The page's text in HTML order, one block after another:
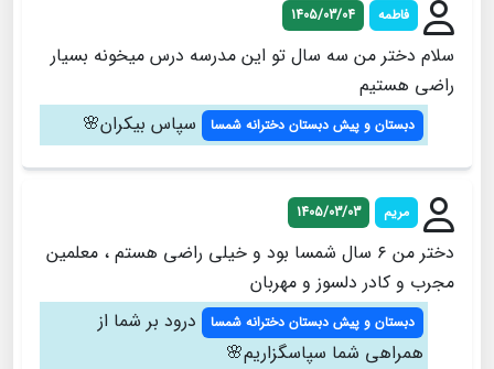
فاطمه 1405/03/04
سلام دختر من سه سال تو این مدرسه درس میخونه بسیار
راضی هستیم
دبستان و پیش دبستان دخترانه شمسا سپاس بیکران🌸
مریم 1405/03/03
دختر من ۶ سال شمسا بود و خیلی راضی هستم ، معلمین
مجرب و کادر دلسوز و مهربان
دبستان و پیش دبستان دخترانه شمسا
درود بر شما از
همراهی شما سپاسگزاریم🌸